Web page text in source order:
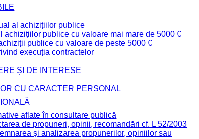
al achizițiilor publice
achizițiilor publice cu valoare mai mare de 5000 €
publice cu valoare de peste 5000 €
execuția contractelor
ȘI DE INTERESE
CU CARACTER PERSONAL
aflate în consultare publică
de propuneri, opinii, recomandări cf. L 52/2003
și analizarea propunerilor, opiniilor sau